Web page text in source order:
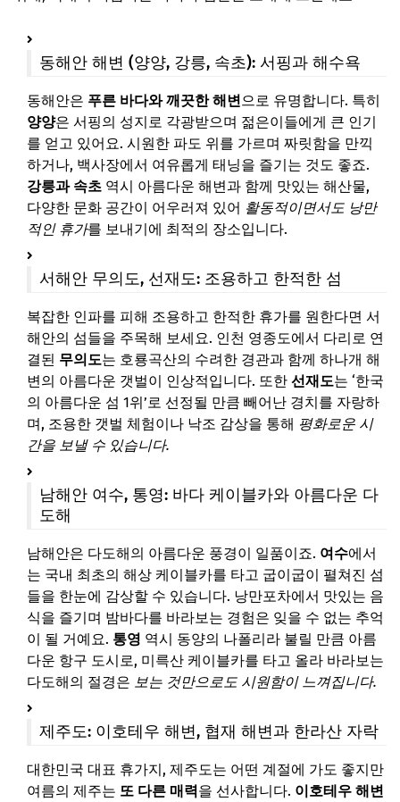
동해안 해변 (양양, 강릉, 속초): 서핑과 해수욕
동해안은 푸른 바다와 깨끗한 해변으로 유명합니다. 특히
양양은 서핑의 성지로 각광받으며 젊은이들에게 큰 인기
를 얻고 있어요. 시원한 파도 위를 가르며 짜릿함을 만끽
하거나, 백사장에서 여유롭게 태닝을 즐기는 것도 좋죠.
강릉과 속초 역시 아름다운 해변과 함께 맛있는 해산물,
다양한 문화 공간이 어우러져 있어 활동적이면서도 낭만
적인 휴가를 보내기에 최적의 장소입니다.
서해안 무의도, 선재도: 조용하고 한적한 섬
복잡한 인파를 피해 조용하고 한적한 휴가를 원한다면 서
해안의 섬들을 주목해 보세요. 인천 영종도에서 다리로 연
결된 무의도는 호룡곡산의 수려한 경관과 함께 하나개 해
변의 아름다운 갯벌이 인상적입니다. 또한 선재도는 ‘한국
의 아름다운 섬 1위’로 선정될 만큼 빼어난 경치를 자랑하
며, 조용한 갯벌 체험이나 낙조 감상을 통해 평화로운 시
간을 보낼 수 있습니다.
남해안 여수, 통영: 바다 케이블카와 아름다운 다
도해
남해안은 다도해의 아름다운 풍경이 일품이죠. 여수에서
는 국내 최초의 해상 케이블카를 타고 굽이굽이 펼쳐진 섬
들을 한눈에 감상할 수 있습니다. 낭만포차에서 맛있는 음
식을 즐기며 밤바다를 바라보는 경험은 잊을 수 없는 추억
이 될 거예요. 통영 역시 동양의 나폴리라 불릴 만큼 아름
다운 항구 도시로, 미륵산 케이블카를 타고 올라 바라보는
다도해의 절경은 보는 것만으로도 시원함이 느껴집니다.
제주도: 이호테우 해변, 협재 해변과 한라산 자락
대한민국 대표 휴가지, 제주도는 어떤 계절에 가도 좋지만
여름의 제주는 또 다른 매력을 선사합니다. 이호테우 해변